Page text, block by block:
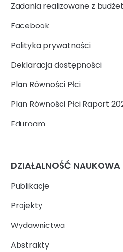
Zadania realizowane z
Facebook
Polityka prywatności
Deklaracja dostępności
Plan Równości Płci
Plan Równości Płci Raport
Eduroam
DZIAŁALNOŚĆ NAUKOWA
Publikacje
Projekty
Wydawnictwa
Abstrakty